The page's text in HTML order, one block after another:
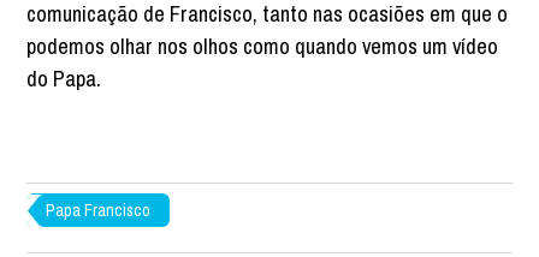
comunicação de Francisco, tanto nas ocasiões em que o
podemos olhar nos olhos como quando vemos um vídeo
do Papa.
Papa Francisco